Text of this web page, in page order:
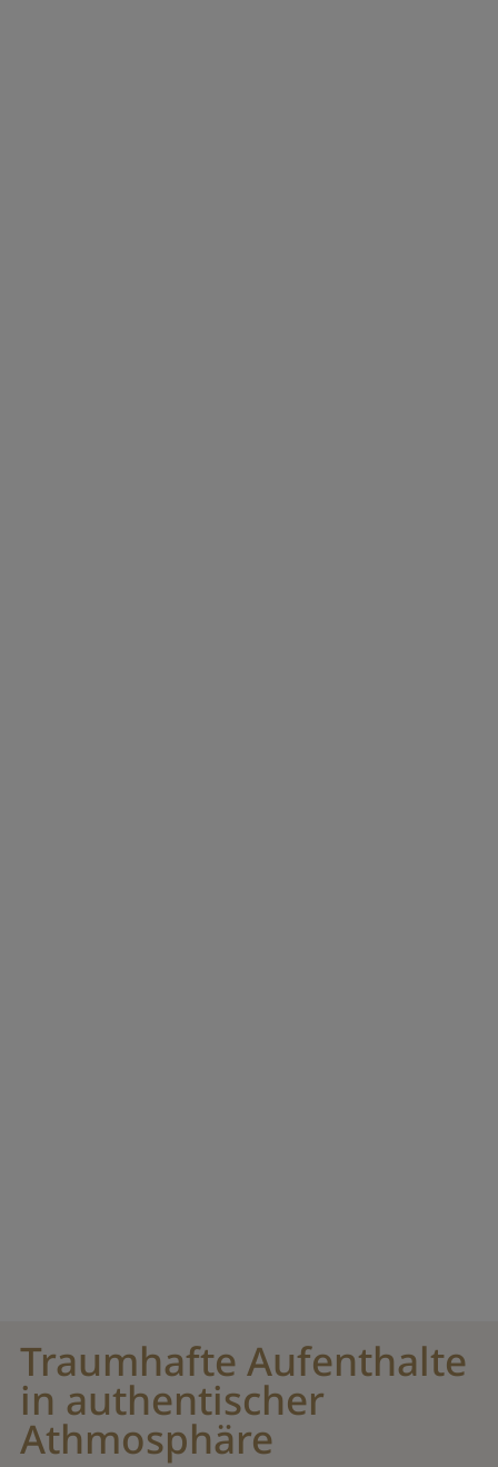
Traumhafte Aufenthalte
in authentischer
Athmosphäre